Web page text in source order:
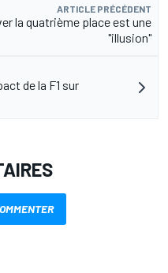
ARTICLE PRÉCÉDENT
la quatrième place est une
"illusion"
de la F1 sur